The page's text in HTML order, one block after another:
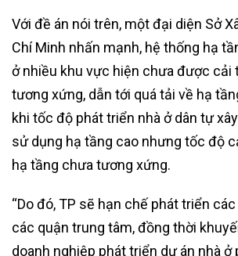
Với đề án nói trên, một đại diện Sở
Chí Minh nhấn mạnh, hệ thống hạ
ở nhiều khu vực hiện chưa được cải
tương xứng, dẫn tới quá tải về hạ
khi tốc độ phát triển nhà ở dân tự
sử dụng hạ tầng cao nhưng tốc độ
hạ tầng chưa tương xứng.
“Do đó, TP sẽ hạn chế phát triển
các quận trung tâm, đồng thời
doanh nghiệp phát triển dự án nhà ở